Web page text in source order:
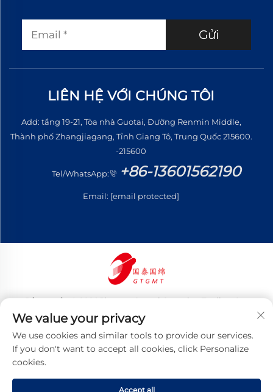
Gửi
LIÊN HỆ VỚI CHÚNG TÔI
Add: tầng 19-21, Tòa nhà Guotai, Đường Renmin Middle,
Thành phố Zhangjiagang, Tỉnh Giang Tô, Trung Quốc 215600.
-215600
Tel/WhatsApp: +86-13601562190
Email: [email protected]
Bản quyền © 2026 Jiangsu Guotai Guomian Trading Co.,
Ltd. Mọi quyền được bảo lưu
Chính sách bảo mật
We value your privacy
We use cookies and similar tools to provide our services.
If you don't want to accept all cookies, click Personalize
cookies.
Accept all